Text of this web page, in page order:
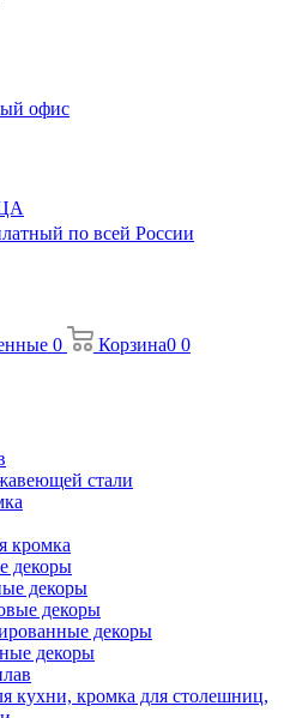
офис
по всей России
0 Корзина0 0
стали
кромка
декоры
декоры
декоры
декоры
декоры
кухни, кромка для столешниц,